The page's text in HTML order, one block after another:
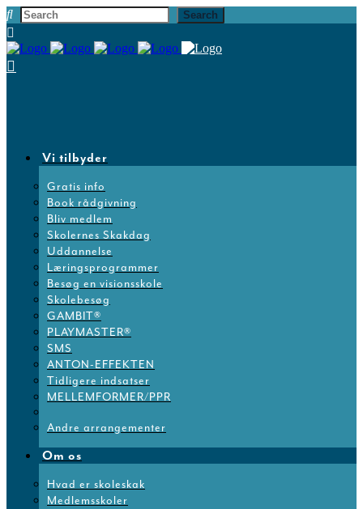
Vi tilbyder
Gratis info
Book rådgivning
Bliv medlem
Skolernes Skakdag
Uddannelse
Læringsprogrammer
Besøg en visionsskole
Skolebesøg
GAMBIT®
PLAYMASTER®
SMS
ANTON-EFFEKTEN
Tidligere indsatser
MELLEMFORMER/PPR
Andre arrangementer
Om os
Hvad er skoleskak
Medlemsskoler